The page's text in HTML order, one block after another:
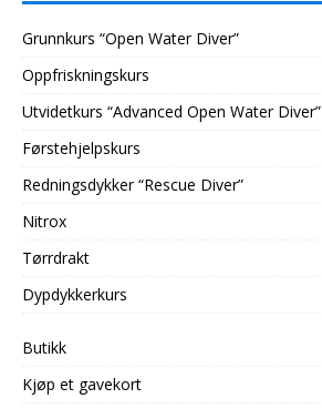
Grunnkurs “Open Water Diver”
Oppfriskningskurs
Utvidetkurs “Advanced Open Water Diver”
Førstehjelpskurs
Redningsdykker “Rescue Diver”
Nitrox
Tørrdrakt
Dypdykkerkurs
Butikk
Kjøp et gavekort